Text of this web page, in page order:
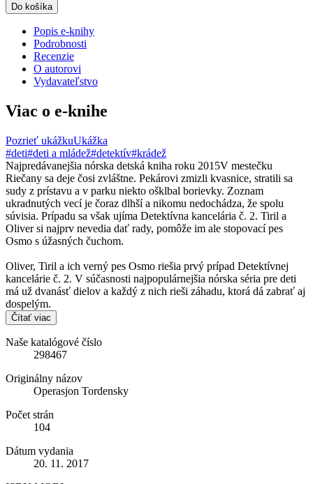
Do košíka
Popis e-knihy
Podrobnosti
Recenzie
O autorovi
Vydavateľstvo
Viac o e-knihe
Pozrieť ukážkuUkážka
#deti#deti a mládež#detektív#krádež
Najpredávanejšia nórska detská kniha roku 2015V mestečku
Riečany sa deje čosi zvláštne. Pekárovi zmizli kvasnice, stratili sa
sudy z prístavu a v parku niekto ošklbal borievky. Zoznam
ukradnutých vecí je čoraz dlhší a nikomu nedochádza, že spolu
súvisia. Prípadu sa však ujíma Detektívna kancelária č. 2. Tiril a
Oliver si najprv nevedia dať rady, pomôže im ale stopovací pes
Osmo s úžasných čuchom.
Oliver, Tiril a ich verný pes Osmo riešia prvý prípad Detektívnej
kancelárie č. 2. V súčasnosti najpopulárnejšia nórska séria pre deti
má už dvanásť dielov a každý z nich rieši záhadu, ktorá dá zabrať aj
dospelým.
Čítať viac
Naše katalógové číslo
298467
Originálny názov
Operasjon Tordensky
Počet strán
104
Dátum vydania
20. 11. 2017